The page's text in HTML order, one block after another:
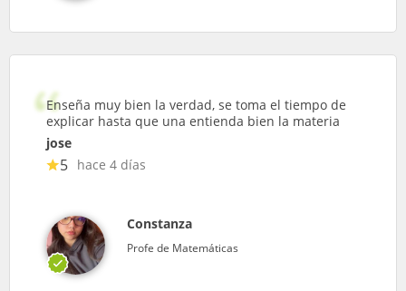
Enseña muy bien la verdad, se toma el tiempo de
explicar hasta que una entienda bien la materia
jose
5 hace 4 días
Constanza
Profe de Matemáticas